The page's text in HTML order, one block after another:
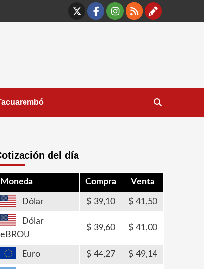
X Facebook
Instagram
RSS
del día
Moneda Compra Venta
Dólar 39,10 41,50
Dólar
eBROU
39,60 41,00
Euro 44,27 49,14